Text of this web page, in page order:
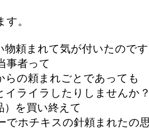
。
物頼まれて気が付いたので
事者って
らの頼まれごとであっても
イライラしたりしませんか
）を買い終えて
でホチキスの針頼まれたの